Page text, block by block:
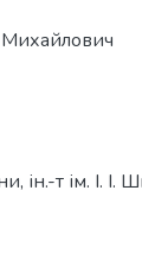
Михайлович
ін.-т ім. І. І.